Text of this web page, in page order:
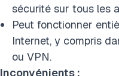
sécurité sur tous les
Peut fonctionner
Internet, y compris
ou VPN.
Inconvénients :